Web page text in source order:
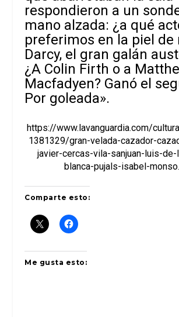
respondieron a un
mano alzada: ¿a qué
preferimos en la piel de
Darcy, el gran galán
¿A Colin Firth o a
Macfadyen? Ganó el
Por goleada».
https://www.lavanguardia.com/
1381329/gran-velada-cazador-
javier-cercas-vila-sanjuan-luis-de-
blanca-pujals-isabel-
Comparte esto:
Me gusta esto: